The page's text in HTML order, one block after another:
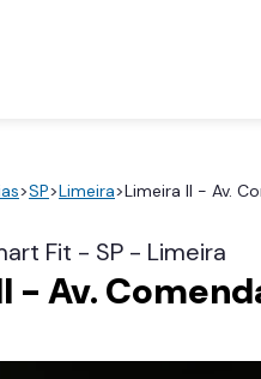
>SP>Limeira>Limeira II - Av.
Fit - SP - Limeira
- Av.